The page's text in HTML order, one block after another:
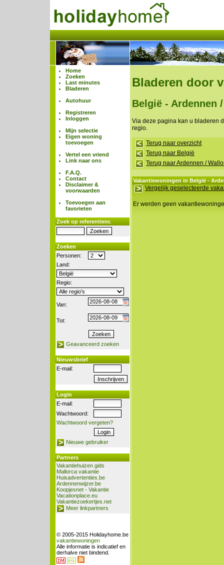
Home
Zoeken
Last minutes
Bladeren
Autohuur
Registreren
Inloggen
Mijn selectie
Eigen woning
toevoegen
Vertel een vriend
Link naar ons
F.A.Q.
Contact
Disclaimer &
voorwaarden
Toevoegen aan
favorieten
Zoek op referentienr.
Zoeken
Personen:
Land:
Regio:
Van:
Tot:
Geavanceerd zoeken
Nieuwsbrief
E-mail:
Login
E-mail:
Wachtwoord:
Wachtwoord vergeten?
Nieuwe gebruiker
Partners
Vakantiehuizen gids
Mallorca vakantie
Huisadvertenties.be
Ardennenwijzer.be
Koopjesnet - Vakantie
Vacationplace.eu
Vakantiezoekertjes.net
Meer linkpartners
© 2005-2015 Holidayhome.be
vakantiewoningen
Alle informatie is indicatief en
derhalve niet bindend.
Bladeren door
België - Ardennen
Via deze pagina kan u bladeren
regio.
Terug naar overzicht
Terug naar België
Terug naar Ardennen /
Vakantiewoningen in België -
Vergelijk geselecteerde
Er werden geen